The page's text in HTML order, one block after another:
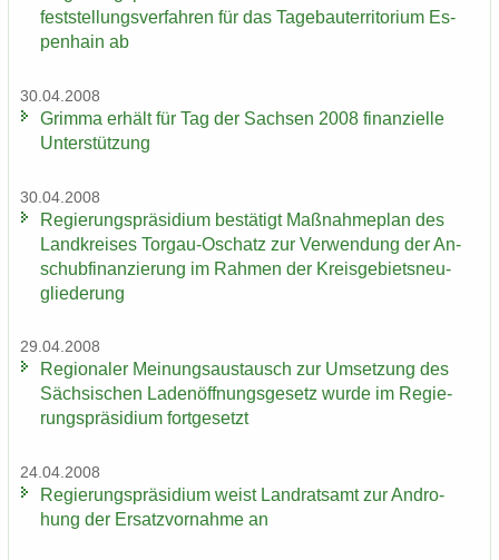
fest­stel­lungs­ver­fah­ren für das Ta­ge­bau­ter­ri­to­ri­um Es­
pen­hain ab
30.04.2008
Grim­ma er­hält für Tag der Sach­sen 2008 fi­nan­zi­el­le
Un­ter­stüt­zung
30.04.2008
Re­gie­rungs­prä­si­di­um be­stä­tigt Maß­nah­me­plan des
Land­krei­ses Torgau-​Oschatz zur Ver­wen­dung der An­
schub­fi­nan­zie­rung im Rah­men der Kreis­ge­biets­neu­
glie­de­rung
29.04.2008
Re­gio­na­ler Mei­nungs­aus­tausch zur Um­set­zung des
Säch­si­schen La­den­öff­nungs­ge­setz wurde im Re­gie­
rungs­prä­si­di­um fort­ge­setzt
24.04.2008
Re­gie­rungs­prä­si­di­um weist Land­rats­amt zur An­dro­
hung der Er­satz­vor­nah­me an